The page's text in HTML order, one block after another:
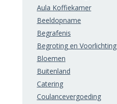
Aula Koffiekamer
Beeldopname
Begrafenis
Begroting en Voorlichting
Bloemen
Buitenland
Catering
Coulancevergoeding